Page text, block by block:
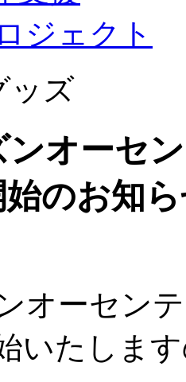
ジェクト
ッズ
ンオーセ
のお知
オーセン
いたしま